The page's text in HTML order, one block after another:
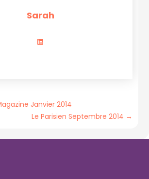
Sarah
Janvier 2014
Le Parisien Septembre 2014 →